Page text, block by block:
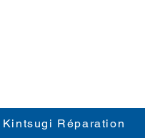
Kintsugi Réparation